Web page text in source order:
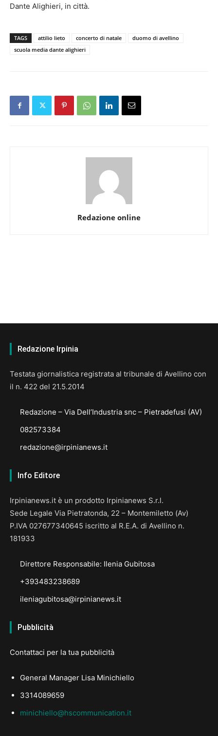
Dante Alighieri, in città.
TAGS attilio lieto concerto di natale
duomo di avellino
scuola media dante alighieri
Redazione online
Redazione Irpinia
Testata giornalistica registrata al tribunale di Avellino con
il n. 422 del 21.5.2014
Redazione – Via Dell’Industria snc – Pietradefusi (AV)
082573384
redazione@irpinianews.it
Info Editore
Irpinianews.it è un prodotto Irpinianews S.r.l.
Sede Legale Via Pietratonda, 22 – Montemiletto (Av)
P.IVA 027677340645 iscritto al R.E.A. di Avellino n.
181933
Direttore Responsabile: Ilenia Gubitosa
+393483238689
ileniagubitosa@irpinianews.it
Pubblicità
Contattaci per la tua pubblicità
General Manager Lisa Minichiello
3314089659
minichiello@hscommunication.it